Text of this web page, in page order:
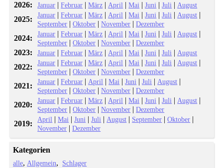
2026:
Januar |Februar |März | April |Mai |Juni |Juli | August
2025: Januar |Februar |März | April |Mai |Juni |Juli | August |
September |Oktober |November |Dezember
2024: Januar |Februar |März | April |Mai |Juni |Juli | August |
September |Oktober |November |Dezember
2023: Januar |Februar |März | April |Mai |Juni |Juli | August
2022: Januar |Februar |März | April |Mai |Juni |Juli | August |
September |Oktober |November |Dezember
2021: Januar |Februar | April |Mai |Juni |Juli | August |
September |Oktober |November |Dezember
2020: Januar |Februar |März | April |Mai |Juni |Juli | August |
September |Oktober |November |Dezember
2019: April |Mai |Juni |Juli | August | September |Oktober |
November |Dezember
Kategorien
alle Allgemein Schlager